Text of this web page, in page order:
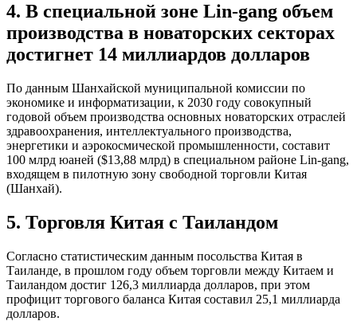
4. В специальной зоне Lin-gang объем
производства в новаторских секторах
достигнет 14 миллиардов долларов
По данным Шанхайской муниципальной комиссии по
экономике и информатизации, к 2030 году совокупный
годовой объем производства основных новаторских отраслей
здравоохранения, интеллектуального производства,
энергетики и аэрокосмической промышленности, составит
100 млрд юаней ($13,88 млрд) в специальном районе Lin-gang,
входящем в пилотную зону свободной торговли Китая
(Шанхай).
5. Торговля Китая с Таиландом
Согласно статистическим данным посольства Китая в
Таиланде, в прошлом году объем торговли между Китаем и
Таиландом достиг 126,3 миллиарда долларов, при этом
профицит торгового баланса Китая составил 25,1 миллиарда
долларов.